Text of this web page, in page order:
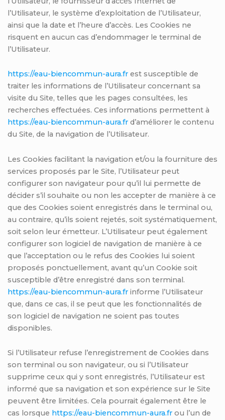
l’Utilisateur, le système d’exploitation de l’Utilisateur,
ainsi que la date et l’heure d’accès. Les Cookies ne
risquent en aucun cas d’endommager le terminal de
l’Utilisateur.
https://eau-biencommun-aura.fr est susceptible de
traiter les informations de l’Utilisateur concernant sa
visite du Site, telles que les pages consultées, les
recherches effectuées. Ces informations permettent à
https://eau-biencommun-aura.fr d’améliorer le contenu
du Site, de la navigation de l’Utilisateur.
Les Cookies facilitant la navigation et/ou la fourniture des
services proposés par le Site, l’Utilisateur peut
configurer son navigateur pour qu’il lui permette de
décider s’il souhaite ou non les accepter de manière à ce
que des Cookies soient enregistrés dans le terminal ou,
au contraire, qu’ils soient rejetés, soit systématiquement,
soit selon leur émetteur. L’Utilisateur peut également
configurer son logiciel de navigation de manière à ce
que l’acceptation ou le refus des Cookies lui soient
proposés ponctuellement, avant qu’un Cookie soit
susceptible d’être enregistré dans son terminal.
https://eau-biencommun-aura.fr informe l’Utilisateur
que, dans ce cas, il se peut que les fonctionnalités de
son logiciel de navigation ne soient pas toutes
disponibles.
Si l’Utilisateur refuse l’enregistrement de Cookies dans
son terminal ou son navigateur, ou si l’Utilisateur
supprime ceux qui y sont enregistrés, l’Utilisateur est
informé que sa navigation et son expérience sur le Site
peuvent être limitées. Cela pourrait également être le
cas lorsque https://eau-biencommun-aura.fr ou l’un de